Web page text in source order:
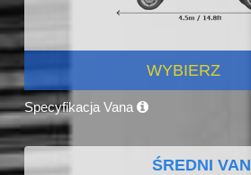
WYBIERZ
Specyfikacja Vana
ŚREDNI VAN